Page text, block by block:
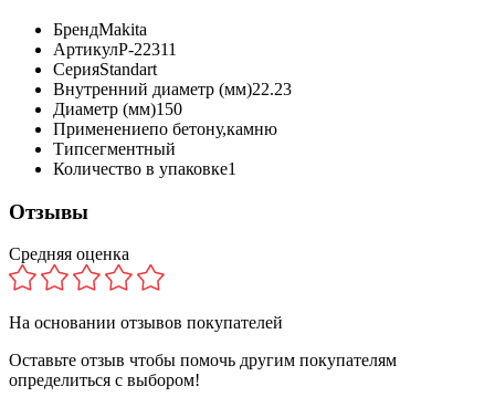
БрендMakita
АртикулP-22311
СерияStandart
Внутренний диаметр (мм)22.23
Диаметр (мм)150
Применениепо бетону,камню
Типсегментный
Количество в упаковке1
Отзывы
Средняя оценка
На основании отзывов покупателей
Оставьте отзыв чтобы помочь другим покупателям
определиться с выбором!